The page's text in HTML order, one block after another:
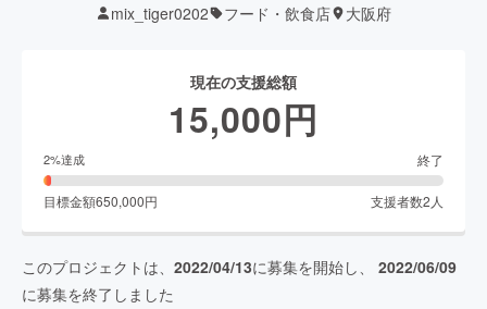
mix_tiger0202 フード・飲食店 大阪府
現在の支援総額
15,000円
2%達成 終了
目標金額650,000円 支援者数2 人
このプロジェクトは、 2022/04/13に募集を開始し、 2022/06/09
に募集を終了しました